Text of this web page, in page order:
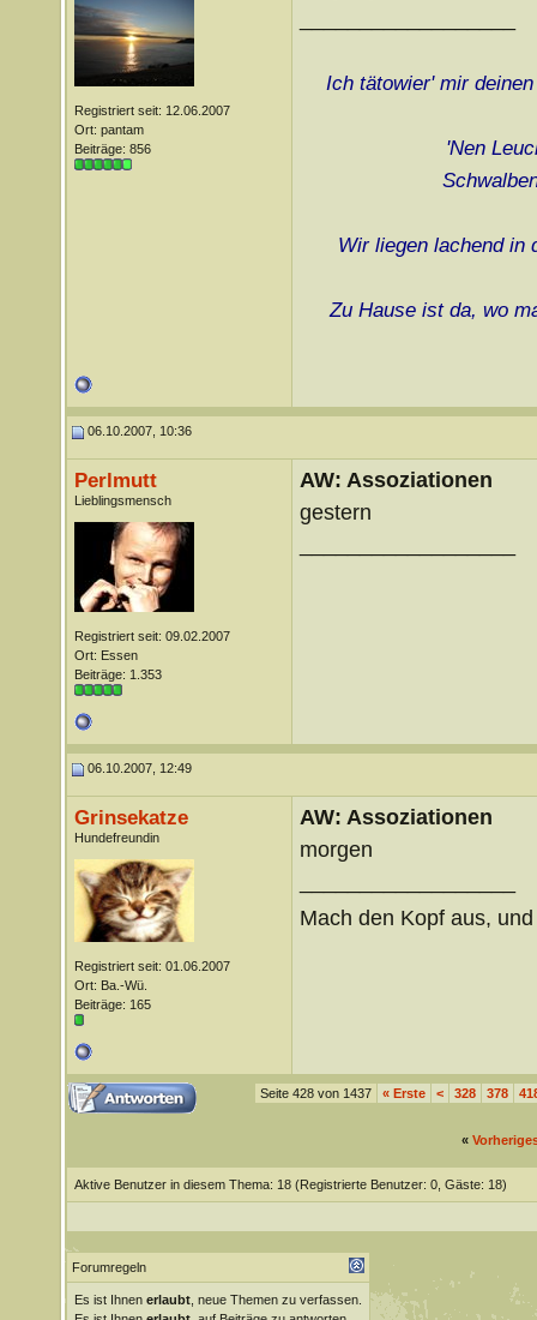
Registriert seit: 12.06.2007
Ort: pantam
Beiträge: 856
Ich tätowier' mir
'Nen
Wir liegen lachend in
Zu Hause ist da, wo
06.10.2007, 10:36
Perlmutt
Lieblingsmensch
Registriert seit: 09.02.2007
Ort: Essen
Beiträge: 1.353
AW: Assoziationen
gestern
06.10.2007, 12:49
Grinsekatze
Hundefreundin
Registriert seit: 01.06.2007
Ort: Ba.-Wü.
Beiträge: 165
AW: Assoziationen
morgen
Mach den Kopf aus,
Seite 428 von 1437 «Erste < 328 378
«
Aktive Benutzer in diesem Thema: 18 (Registrierte Benutzer: 0, Gäste: 18)
Forumregeln
Es ist Ihnen erlaubt, neue Themen zu verfassen.